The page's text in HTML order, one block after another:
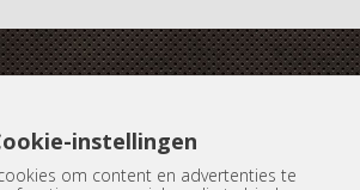
instellingen
om content en advertenties te